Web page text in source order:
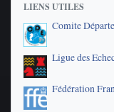
LIENS UTILES
Comite
Ligue des
Fédération